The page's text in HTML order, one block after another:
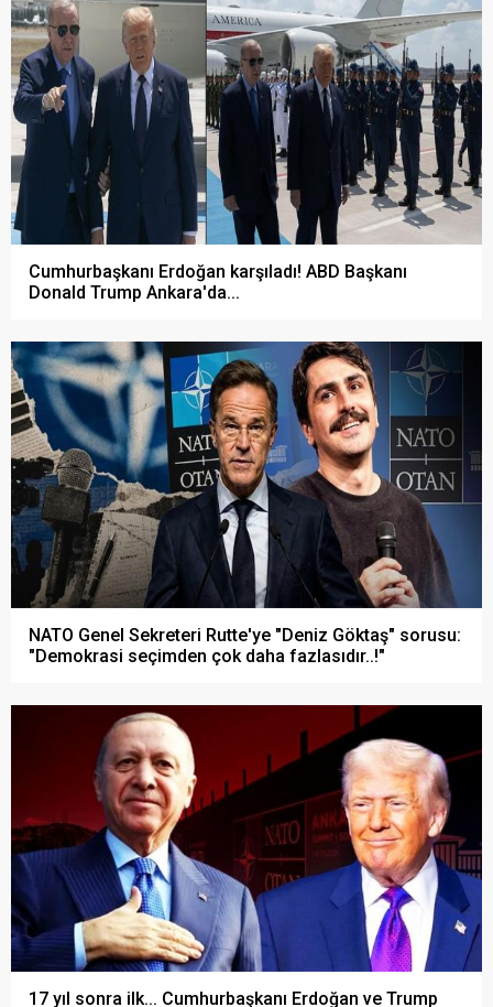
Cumhurbaşkanı Erdoğan karşıladı! ABD Başkanı
Donald Trump Ankara'da...
NATO Genel Sekreteri Rutte'ye "Deniz Göktaş" sorusu:
"Demokrasi seçimden çok daha fazlasıdır..!"
17 yıl sonra ilk... Cumhurbaşkanı Erdoğan ve Trump